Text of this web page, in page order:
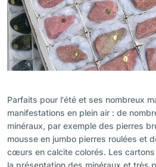
Parfaits pour l'été et ses nombreux
manifestations en plein air : de
minéraux, par exemple des pierres
mousse en jumbo pierres roulées et
cœurs en calcite colorés. Les
la présentation des minéraux et très